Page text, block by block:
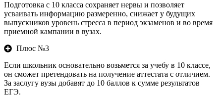
Подготовка с 10 класса сохраняет нервы и позволяет
усваивать информацию размеренно, снижает у будущих
выпускников уровень стресса в период экзаменов и во время
приемной кампании в вузах.
Плюс №3
Если школьник основательно возьмется за учебу в 10 классе,
он сможет претендовать на получение аттестата с отличием.
За заслугу вузы добавят до 10 баллов к сумме результатов
ЕГЭ.